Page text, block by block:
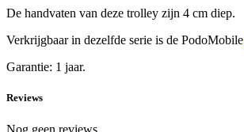
De handvaten van deze trolley zijn 4 cm diep.
Verkrijgbaar in dezelfde serie is de PodoMobile
Garantie: 1 jaar.
Reviews
Nog geen reviews.